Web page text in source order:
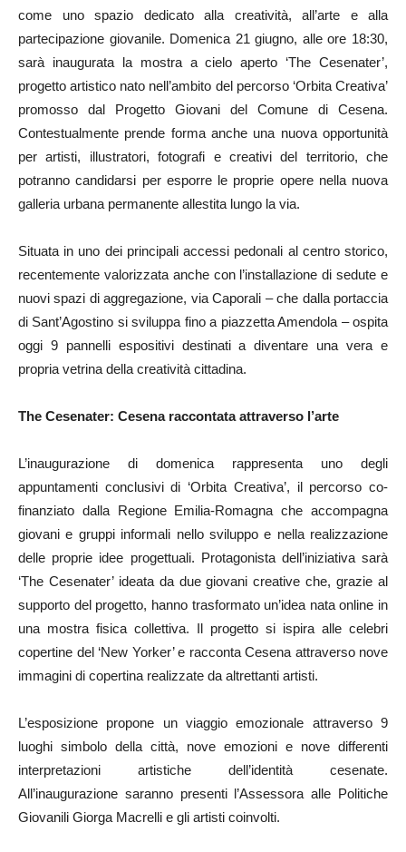
come uno spazio dedicato alla creatività, all’arte e alla
partecipazione giovanile. Domenica 21 giugno, alle ore 18:30,
sarà inaugurata la mostra a cielo aperto ‘The Cesenater’,
progetto artistico nato nell’ambito del percorso ‘Orbita Creativa’
promosso dal Progetto Giovani del Comune di Cesena.
Contestualmente prende forma anche una nuova opportunità
per artisti, illustratori, fotografi e creativi del territorio, che
potranno candidarsi per esporre le proprie opere nella nuova
galleria urbana permanente allestita lungo la via.
Situata in uno dei principali accessi pedonali al centro storico,
recentemente valorizzata anche con l’installazione di sedute e
nuovi spazi di aggregazione, via Caporali – che dalla portaccia
di Sant’Agostino si sviluppa fino a piazzetta Amendola – ospita
oggi 9 pannelli espositivi destinati a diventare una vera e
propria vetrina della creatività cittadina.
The Cesenater: Cesena raccontata attraverso l’arte
L’inaugurazione di domenica rappresenta uno degli
appuntamenti conclusivi di ‘Orbita Creativa’, il percorso co-
finanziato dalla Regione Emilia-Romagna che accompagna
giovani e gruppi informali nello sviluppo e nella realizzazione
delle proprie idee progettuali. Protagonista dell’iniziativa sarà
‘The Cesenater’ ideata da due giovani creative che, grazie al
supporto del progetto, hanno trasformato un’idea nata online in
una mostra fisica collettiva. Il progetto si ispira alle celebri
copertine del ‘New Yorker’ e racconta Cesena attraverso nove
immagini di copertina realizzate da altrettanti artisti.
L’esposizione propone un viaggio emozionale attraverso 9
luoghi simbolo della città, nove emozioni e nove differenti
interpretazioni artistiche dell’identità cesenate.
All’inaugurazione saranno presenti l’Assessora alle Politiche
Giovanili Giorga Macrelli e gli artisti coinvolti.